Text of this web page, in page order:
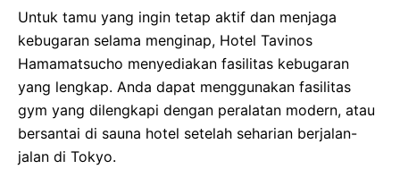
Untuk tamu yang ingin tetap aktif dan menjaga
kebugaran selama menginap, Hotel Tavinos
Hamamatsucho menyediakan fasilitas kebugaran
yang lengkap. Anda dapat menggunakan fasilitas
gym yang dilengkapi dengan peralatan modern, atau
bersantai di sauna hotel setelah seharian berjalan-
jalan di Tokyo.